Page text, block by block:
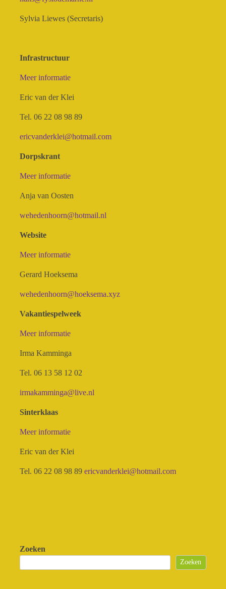
Sylvia Liewes (Secretaris)
Infrastructuur
Meer informatie
Eric van der Klei
Tel. 06 22 08 98 89
ericvanderklei@hotmail.com
Dorpskrant
Meer informatie
Anja van Oosten
wehedenhoorn@hotmail.nl
Website
Meer informatie
Gerard Hoeksema
wehedenhoorn@hoeksema.xyz
Vakantiespelweek
Meer informatie
Irma Kamminga
Tel. 06 13 58 12 02
irmakamminga@live.nl
Sinterklaas
Meer informatie
Eric van der Klei
Tel. 06 22 08 98 89 ericvanderklei@hotmail.com
Zoeken
Zoeken